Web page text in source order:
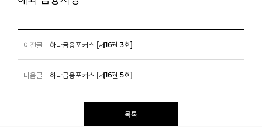
이전글 하나금융포커스 [제16권 3호]
다음글 하나금융포커스 [제16권 5호]
목록